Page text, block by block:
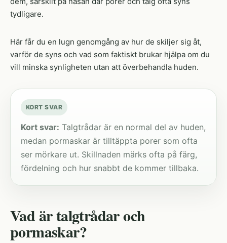
tydligare.
Här får du en lugn genomgång av hur de skiljer sig åt,
varför de syns och vad som faktiskt brukar hjälpa om du
vill minska synligheten utan att överbehandla huden.
KORT SVAR
Kort svar: Talgtrådar är en normal del av huden,
medan pormaskar är tilltäppta porer som ofta
ser mörkare ut. Skillnaden märks ofta på färg,
fördelning och hur snabbt de kommer tillbaka.
Vad är talgtrådar och
pormaskar?